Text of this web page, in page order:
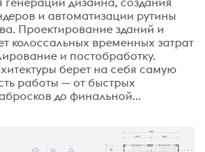
и автоматизации рутины
Проектирование зданий и
колоссальных временных затрат
и постобработку.
берет на себя самую
работы — от быстрых
до финальной...